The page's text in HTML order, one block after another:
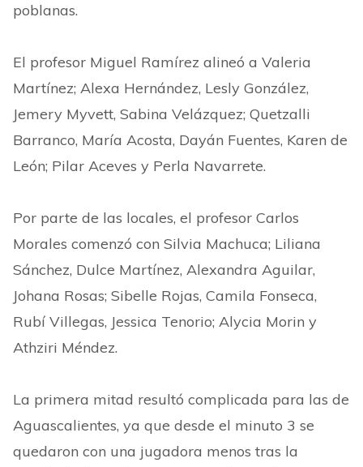
poblanas.
El profesor Miguel Ramírez alineó a Valeria
Martínez; Alexa Hernández, Lesly González,
Jemery Myvett, Sabina Velázquez; Quetzalli
Barranco, María Acosta, Dayán Fuentes, Karen de
León; Pilar Aceves y Perla Navarrete.
Por parte de las locales, el profesor Carlos
Morales comenzó con Silvia Machuca; Liliana
Sánchez, Dulce Martínez, Alexandra Aguilar,
Johana Rosas; Sibelle Rojas, Camila Fonseca,
Rubí Villegas, Jessica Tenorio; Alycia Morin y
Athziri Méndez.
La primera mitad resultó complicada para las de
Aguascalientes, ya que desde el minuto 3 se
quedaron con una jugadora menos tras la